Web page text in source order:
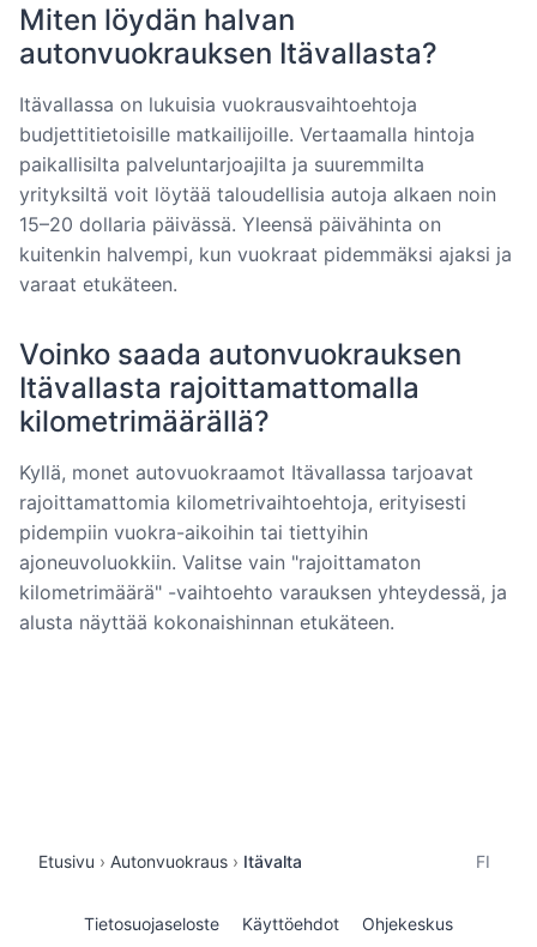
Miten löydän halvan
autonvuokrauksen Itävallasta?
Itävallassa on lukuisia vuokrausvaihtoehtoja
budjettitietoisille matkailijoille. Vertaamalla hintoja
paikallisilta palveluntarjoajilta ja suuremmilta
yrityksiltä voit löytää taloudellisia autoja alkaen noin
15–20 dollaria päivässä. Yleensä päivähinta on
kuitenkin halvempi, kun vuokraat pidemmäksi ajaksi ja
varaat etukäteen.
Voinko saada autonvuokrauksen
Itävallasta rajoittamattomalla
kilometrimäärällä?
Kyllä, monet autovuokraamot Itävallassa tarjoavat
rajoittamattomia kilometrivaihtoehtoja, erityisesti
pidempiin vuokra-aikoihin tai tiettyihin
ajoneuvoluokkiin. Valitse vain "rajoittamaton
kilometrimäärä" -vaihtoehto varauksen yhteydessä, ja
alusta näyttää kokonaishinnan etukäteen.
Etusivu Autonvuokraus Itävalta FI
Tietosuojaseloste Käyttöehdot Ohjekeskus